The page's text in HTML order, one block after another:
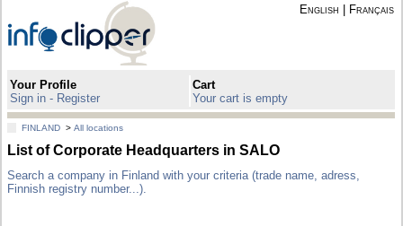
English Français
Your Profile
Sign in - Register
Cart
Your cart is empty
FINLAND >All locations
List of Corporate Headquarters in SALO
Search a company in Finland with your criteria (trade name, adress,
Finnish registry number...).